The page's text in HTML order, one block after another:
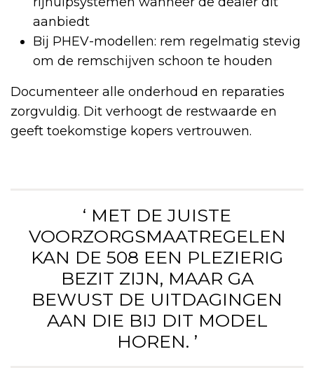
aanbiedt
Bij PHEV-modellen: rem regelmatig stevig
om de remschijven schoon te houden
Documenteer alle onderhoud en reparaties
zorgvuldig. Dit verhoogt de restwaarde en
geeft toekomstige kopers vertrouwen.
‘ MET DE JUISTE
VOORZORGSMAATREGELEN
KAN DE 508 EEN PLEZIERIG
BEZIT ZIJN, MAAR GA
BEWUST DE UITDAGINGEN
AAN DIE BIJ DIT MODEL
HOREN. ’